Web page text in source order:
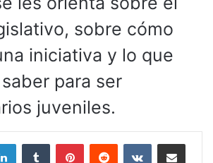
sobre cómo
iniciativa y lo que
para ser
juveniles.
LinkedInTumblr PinterestReddit VKontakteCompartir por